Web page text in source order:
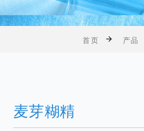
首页 产品
麦芽糊精